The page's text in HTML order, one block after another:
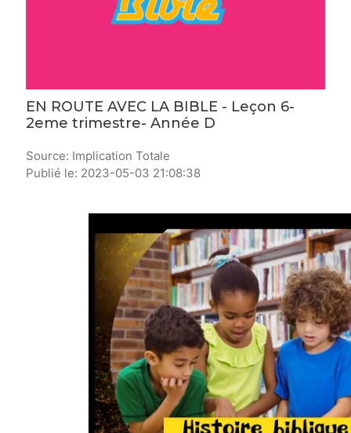
EN ROUTE AVEC LA BIBLE - Leçon 6-
2eme trimestre- Année D
Source: Implication Totale
Publié le: 2023-05-03 21:08:38